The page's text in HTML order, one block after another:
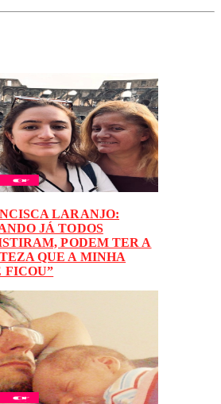
LARANJO:
JÁ TODOS
PODEM TER A
QUE A MINHA
FICOU”